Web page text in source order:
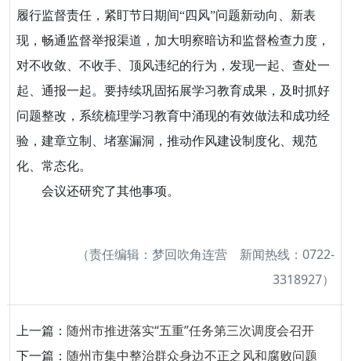
履行监督责任，紧盯节日期间“四风”问题新动向、新表
现，畅通监督举报渠道，加大明察暗访和监督检查力度，
对不收敛、不收手、顶风违纪的行为，发现一起、查处一
起、通报一起。要持续巩固拓展学习教育成果，及时抓好
问题整改，系统梳理学习教育中涌现的有效做法和成功经
验，建章立制、堵塞漏洞，推动作风建设制度化、规范
化、常态化。
会议还研究了其他事项。
（责任编辑：梦回吹角连营 新闻热线：0722-
3318927）
上一篇： 随州市推进落实“五重”任务第三次调度会召开
下一篇： 随州市集中整治群众身边不正之风和腐败问题